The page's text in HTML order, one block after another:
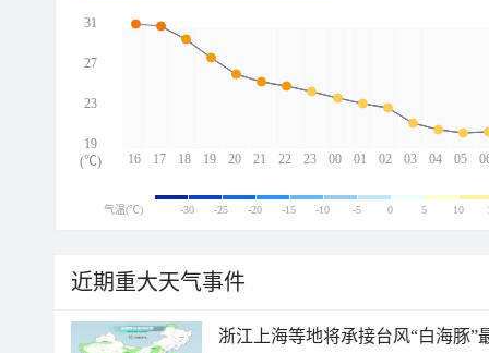
16 17 18 19 20 21 22 23 00 01 02 03 04 05
31
27
23
19
(℃)
气温(℃) -30 -25 -20 -15 -10 -5 0 5 10
近期重大天气事件
浙江上海等地将承接台风“白海豚”